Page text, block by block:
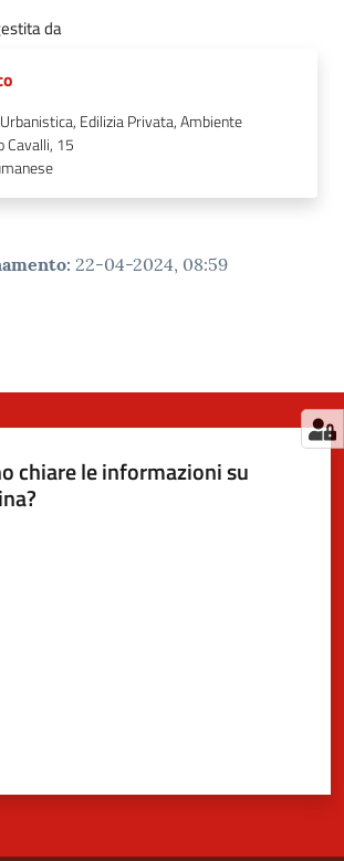
da
Edilizia Privata, Ambiente
Cavalli, 15
: 22-04-2024, 08:59
chiare le informazioni su